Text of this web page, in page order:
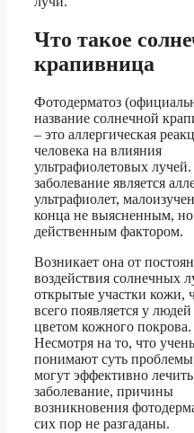
Что такое
крапивница
Фотодерматоз
название солнечной
– это аллергическая
человека на влияния
ультрафиолетовых
заболевание является
ультрафиолет,
конца не выясненным, но
действенным фактором.
Возникает она от
воздействия солнечных
открытые участки кожи,
всего появляется у
цветом кожного покрова.
Несмотря на то, что
понимают суть
могут эффективно лечить
заболевание, причины
возникновения
сих пор не разгаданы.